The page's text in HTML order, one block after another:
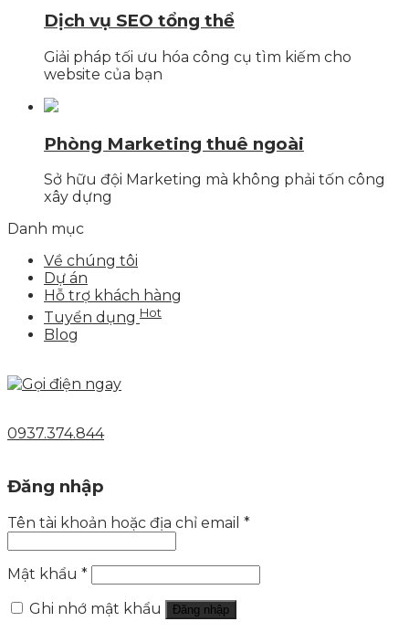
Dịch vụ SEO tổng thể
Giải pháp tối ưu hóa công cụ tìm kiếm cho
website của bạn
Phòng Marketing thuê ngoài
Sở hữu đội Marketing mà không phải tốn công
xây dựng
Danh mục
Về chúng tôi
Dự án
Hỗ trợ khách hàng
Tuyển dụng Hot
Blog
0937.374.844
Đăng nhập
Tên tài khoản hoặc địa chỉ email *
Mật khẩu *
Ghi nhớ mật khẩu
Đăng nhập